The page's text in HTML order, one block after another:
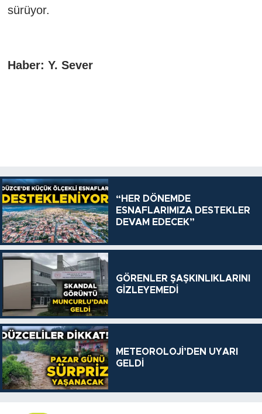
sürüyor.
Haber: Y. Sever
“HER DÖNEMDE
ESNAFLARIMIZA DESTEKLER
DEVAM EDECEK”
GÖRENLER ŞAŞKINLIKLARINI
GİZLEYEMEDİ
METEOROLOJİ’DEN UYARI
GELDİ